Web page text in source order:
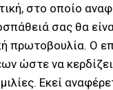
στο οποίο
σας θα
πρωτοβουλία. Ο
ώστε να
Εκεί